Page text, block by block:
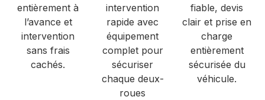
entièrement à
l’avance et
intervention
sans frais
cachés.
intervention
rapide avec
équipement
complet pour
sécuriser
chaque deux-
roues
fiable, devis
clair et prise en
charge
entièrement
sécurisée du
véhicule.